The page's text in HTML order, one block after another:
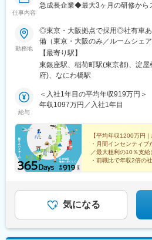
仕事内容
急成長企業◆最大3ヶ月の研修から
勤務地
◎東京・大阪拠点で採用◎社有車
備（東京・大阪のみ／ルームシェ
年間で最大4回の出張あり（最長1
務（毎週金曜の営業終了後はMTG
が発生します）催事会場は一都三
は1週間ごとに変更しており、基本
※遠方での催事（出張）に関しては
GINZA 9階 bizcube■東京拠点東京
市中央区■地方拠点・北海道・宮城
潟県・静岡県（浜松エリア）・愛
県・兵庫県（大阪府一部含む）・
縄県
【最寄り駅】
東銀座駅、稲荷町駅(東京都)、淀
府)、なにわ橋駅
給与
＜入社1年目の平均年収919万円＞
年収1097万円／入社1年目
【平均年収1200万円
・月間インセンティ
／最大粗利の10％支給
・前職比で年収2倍の
気になる